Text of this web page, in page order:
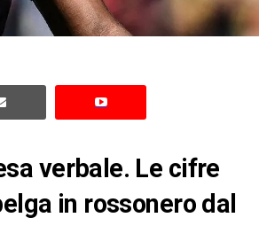
verbale. Le cifre
in rossonero dal